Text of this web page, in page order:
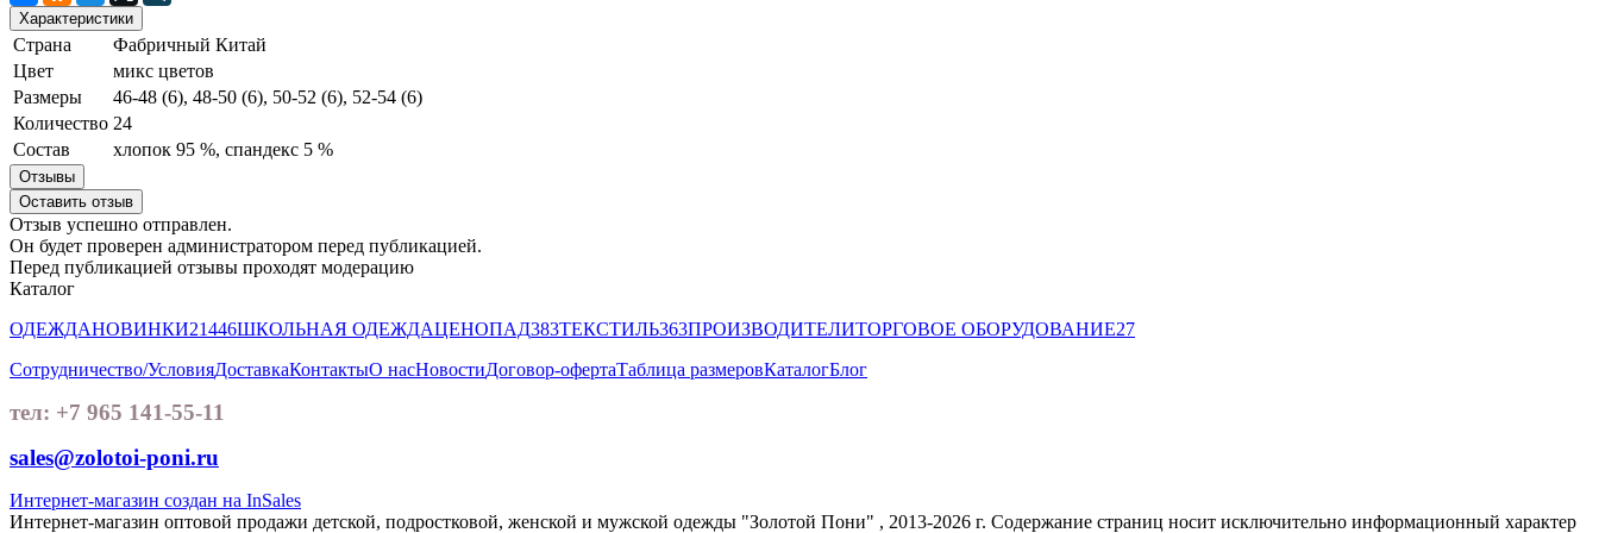
Характеристики
Страна
Фабричный Китай
Цвет
микс цветов
Размеры
46-48 (6), 48-50 (6), 50-52 (6), 52-54 (6)
Количество 24
Состав
хлопок 95 %, спандекс 5 %
Отзывы
Оставить отзыв
Отзыв успешно отправлен.
Он будет проверен администратором перед публикацией.
Перед публикацией отзывы проходят модерацию
Каталог
ОДЕЖДАНОВИНКИ21446ШКОЛЬНАЯ ОДЕЖДАЦЕНОПАД383ТЕКСТИЛЬ363ПРОИЗВОДИТЕЛИТОРГОВОЕ ОБОРУДОВАНИЕ27
Сотрудничество/УсловияДоставкаКонтактыО насНовостиДоговор-офертаТаблица размеровКаталогБлог
тел: +7 965 141-55-11
sales@zolotoi-poni.ru
Интернет-магазин создан на InSales
Интернет-магазин оптовой продажи детской, подростковой, женской и мужской одежды "Золотой Пони" , 2013-2026 г. Содержание страниц носит исключительно информационный характер